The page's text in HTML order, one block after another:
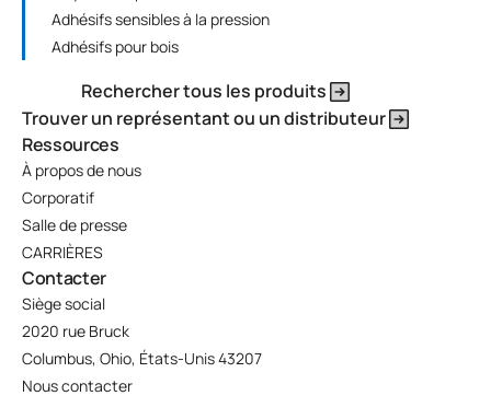
Adhésifs sensibles à la pression
Adhésifs pour bois
Rechercher tous les produits
Trouver un représentant ou un distributeur
Ressources
À propos de nous
Corporatif
Salle de presse
CARRIÈRES
Contacter
Siège social
2020 rue Bruck
Columbus, Ohio, États-Unis 43207
Nous contacter